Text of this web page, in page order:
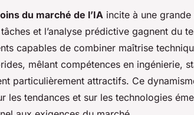
du marché de l’IA incite à une
et l’analyse prédictive gagnent du
capables de combiner maîtrise
mêlant compétences en ingénierie,
particulièrement attractifs. Ce
les tendances et sur les technologies